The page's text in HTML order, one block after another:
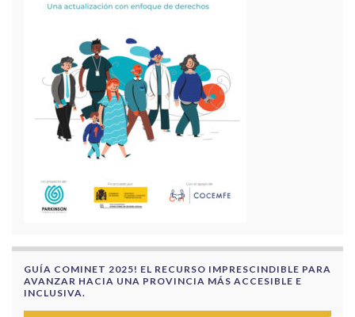
GUÍA COMINET 2025! EL RECURSO IMPRESCINDIBLE PARA
AVANZAR HACIA UNA PROVINCIA MÁS ACCESIBLE E
INCLUSIVA.